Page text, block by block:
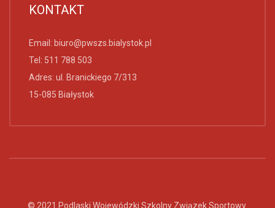
KONTAKT
Email: biuro@pwszs.bialystok.pl
Tel: 511 788 503
Adres: ul. Branickiego 7/313
15-085 Białystok
© 2021 Podlaski Wojewódzki Szkolny Związek Sportowy.